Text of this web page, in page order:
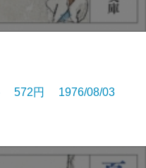
572円 1976/08/03